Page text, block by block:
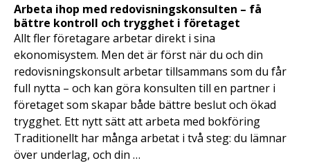
Arbeta ihop med redovisningskonsulten – få
bättre kontroll och trygghet i företaget
Allt fler företagare arbetar direkt i sina
ekonomisystem. Men det är först när du och din
redovisningskonsult arbetar tillsammans som du får
full nytta – och kan göra konsulten till en partner i
företaget som skapar både bättre beslut och ökad
trygghet. Ett nytt sätt att arbeta med bokföring
Traditionellt har många arbetat i två steg: du lämnar
över underlag, och din …